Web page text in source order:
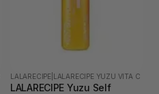
LALARECIPE LALARECIPE YUZU VITA C
LALARECIPE Yuzu Self